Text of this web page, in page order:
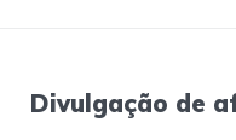
Divulgação de